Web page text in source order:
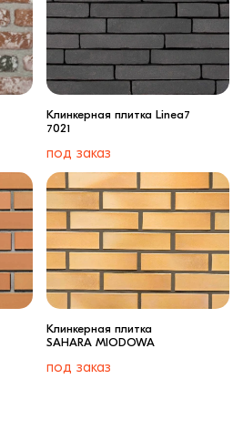
Клинкерная плитка Linea7
7021
под заказ
Клинкерная плитка
SAHARA MIODOWA
под заказ